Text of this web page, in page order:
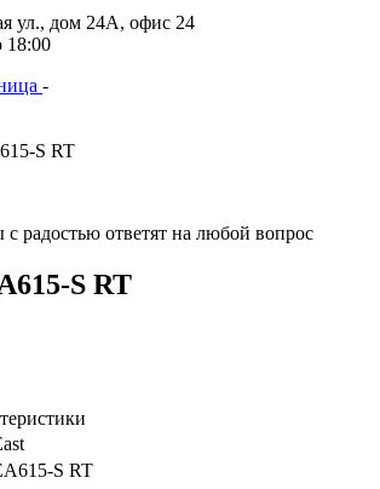
ул., дом 24А, офис 24
18:00
-
S RT
радостью ответят на любой вопрос
S RT
S RT